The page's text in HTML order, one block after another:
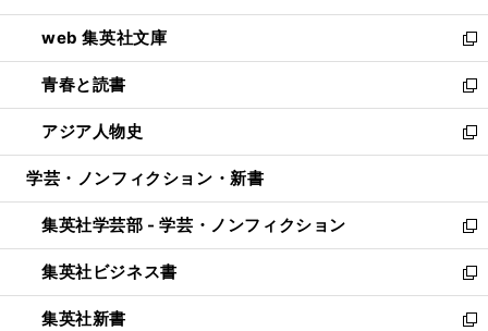
ン
ド
ウ
で
開
く
ウ
ィ
ン
ド
ウ
で
開
し
い
ウ
ィ
ン
ド
ウ
開
く
web 集英社文庫
新
し
い
ウ
ィ
ン
ウ
で
開
く
青春と読書
新
し
い
ウ
ン
ド
ウ
で
開
く
アジア人物史
新
し
ウ
ィ
ン
ド
ウ
で
学芸・ノンフィクション・新書
集英社学芸部 - 学芸・ノンフィクション
新
し
い
ウ
ィ
集英社ビジネス書
新
し
い
集英社新書
新